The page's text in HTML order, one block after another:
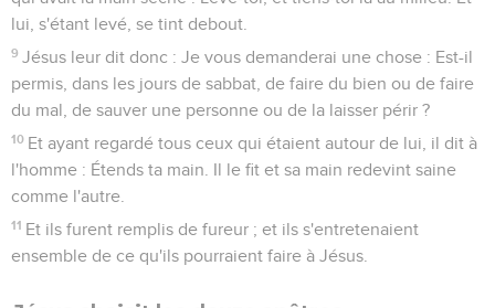
lui, s'étant levé, se tint debout.
9 Jésus leur dit donc : Je vous demanderai une chose : Est-il
permis, dans les jours de sabbat, de faire du bien ou de faire
du mal, de sauver une personne ou de la laisser périr ?
10 Et ayant regardé tous ceux qui étaient autour de lui, il dit à
l'homme : Étends ta main. Il le fit et sa main redevint saine
comme l'autre.
11 Et ils furent remplis de fureur ; et ils s'entretenaient
ensemble de ce qu'ils pourraient faire à Jésus.